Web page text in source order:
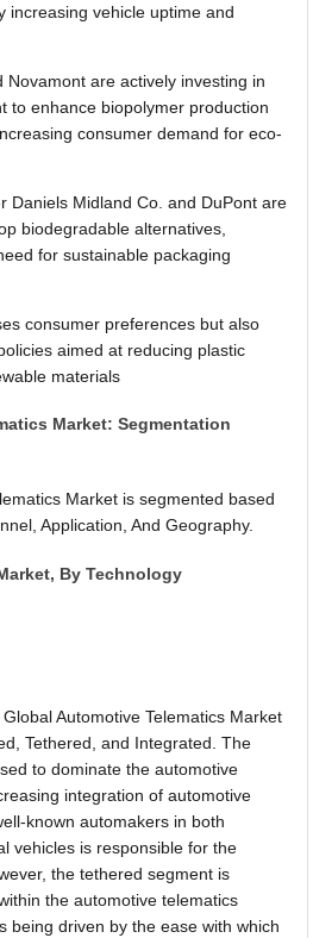
increasing vehicle uptime and
Novamont are actively investing in
to enhance biopolymer production
consumer demand for eco-
Daniels Midland Co. and DuPont are
biodegradable alternatives,
for sustainable packaging
consumer preferences but also
aimed at reducing plastic
materials
Market: Segmentation
Market is segmented based
Application, And Geography.
By Technology
Automotive Telematics Market
Tethered, and Integrated. The
to dominate the automotive
integration of automotive
known automakers in both
vehicles is responsible for the
the tethered segment is
the automotive telematics
being driven by the ease with which